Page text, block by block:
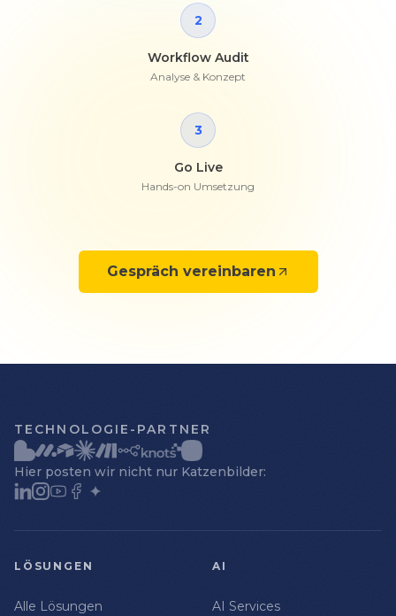
2
Workflow Audit
Analyse & Konzept
3
Go Live
Hands-on Umsetzung
Gespräch vereinbaren
TECHNOLOGIE-PARTNER
Hier posten wir nicht nur Katzenbilder:
LÖSUNGEN
Alle Lösungen
AI
AI Services